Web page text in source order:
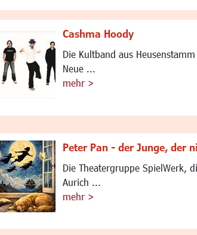
Cashma Hoody
Die Kultband aus
Neue ...
mehr >
Peter Pan - der Junge, der
Die Theatergruppe SpielWerk,
Aurich ...
mehr >